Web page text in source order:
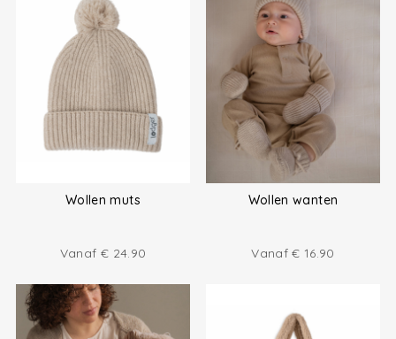
Wollen muts
Vanaf € 24.90
Wollen wanten
Vanaf€ 16.90